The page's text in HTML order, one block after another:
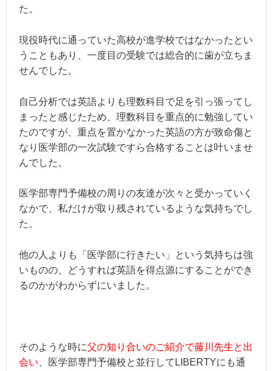
た。
現役時代に通っていた高校が進学校ではなかったとい
うこともあり、一度目の受験では総合的に歯が立ちま
せんでした。
自己分析では英語よりも理数科目で足を引っ張ってし
まったと感じたため、理数科目を重点的に勉強してい
たのですが、重点を置かなかった英語の方が致命傷と
なり医学部の一次試験ですら合格することは叶いませ
んでした。
医学部専門予備校の周りの友達が次々と受かっていく
なかで、私だけが取り残されているような気持ちでし
た。
他の人よりも「医学部に行きたい」という気持ちは強
いものの、どうすれば英語を得点源にすることができ
るのかがわからずにいました。
そのような時に父の知り合いのご紹介で藤川先生と出
会い 、医学部専門予備校と並行してLIBERTYにも通